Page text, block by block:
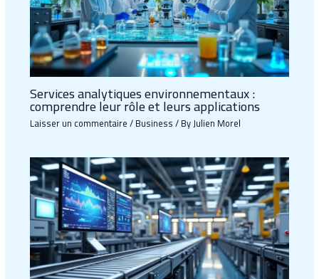
Services analytiques environnementaux :
comprendre leur rôle et leurs applications
Laisser un commentaire/Business/ ByJulien Morel